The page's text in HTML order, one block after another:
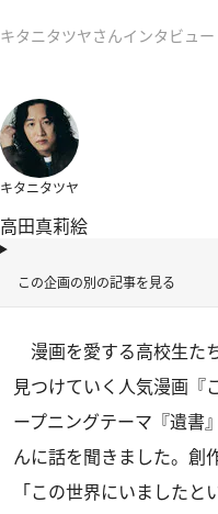
キタニタツヤさんインタビュー
キタニタツヤ
高田真莉絵
この企画の別の記事を見る
漫画を愛する高校生た
見つけていく人気漫画『
ープニングテーマ『遺書
んに話を聞きました。創
「この世界にいました